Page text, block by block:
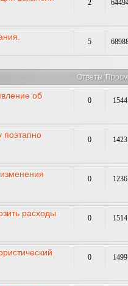
2
5
Ответы
об
0 1544
поэтапно
0 1423
0 1236
расходы
0 1514
0 1499